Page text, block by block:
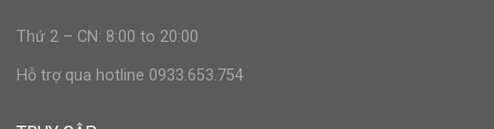
Thứ 2 – CN: 8:00 to 20:00
Hỗ trợ qua hotline 0933.653.754